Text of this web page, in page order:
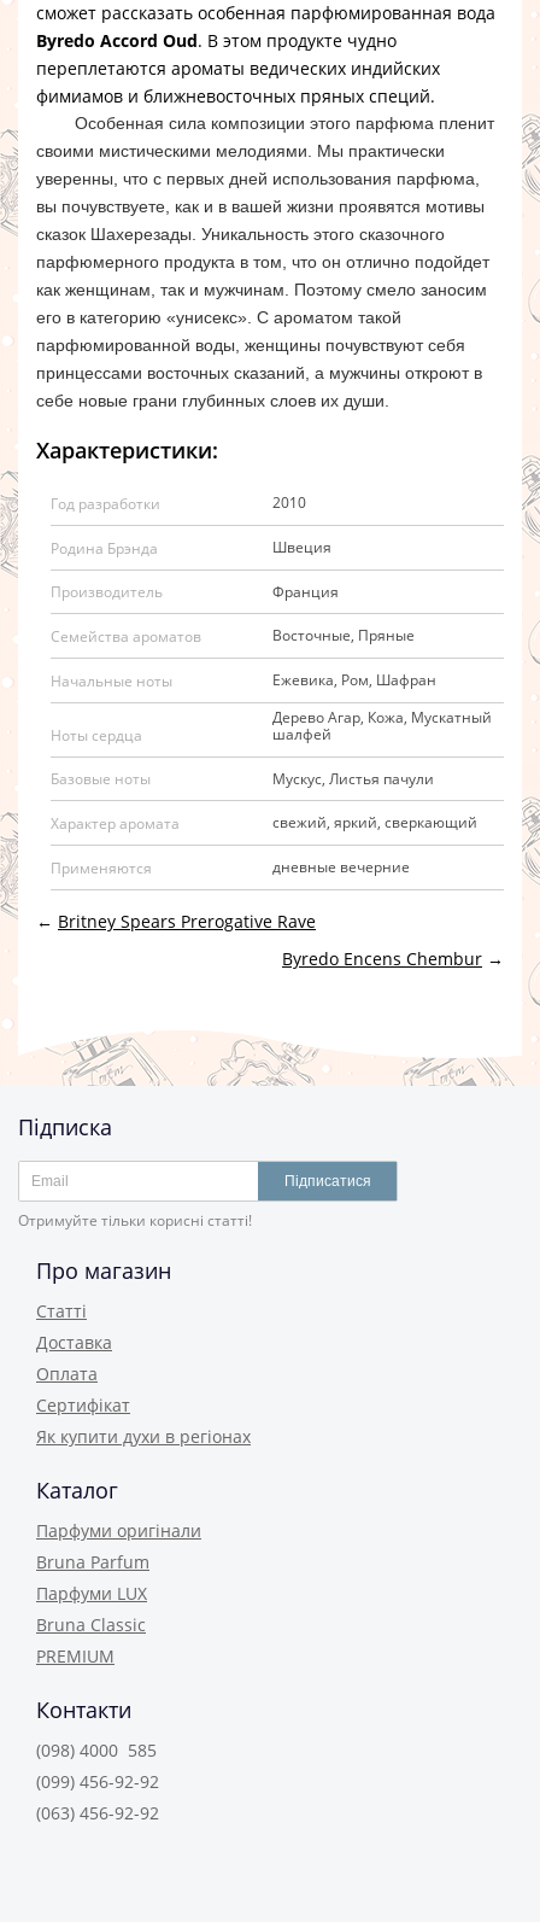
сможет рассказать особенная парфюмированная вода
Byredo Accord Oud. В этом продукте чудно
переплетаются ароматы ведических индийских
фимиамов и ближневосточных пряных специй.
Особенная сила композиции этого парфюма пленит
своими мистическими мелодиями. Мы практически
уверенны, что с первых дней использования парфюма,
вы почувствуете, как и в вашей жизни проявятся мотивы
сказок Шахерезады. Уникальность этого сказочного
парфюмерного продукта в том, что он отлично подойдет
как женщинам, так и мужчинам. Поэтому смело заносим
его в категорию «унисекс». С ароматом такой
парфюмированной воды, женщины почувствуют себя
принцессами восточных сказаний, а мужчины откроют в
себе новые грани глубинных слоев их души.
Характеристики:
Год разработки 2010
Родина Брэнда Швеция
Производитель Франция
Семейства ароматов Восточные, Пряные
Начальные ноты Ежевика, Ром, Шафран
Ноты сердца
Дерево Агар, Кожа, Мускатный
шалфей
Базовые ноты Мускус, Листья пачули
Характер аромата cвежий, яркий, cверкающий
Применяются дневные вечерние
← Britney Spears Prerogative Rave
Byredo Encens Chembur →
Підписка
Підписатися
Отримуйте тільки корисні статті!
Про магазин
Статті
Доставка
Оплата
Сертифікат
Як купити духи в регіонах
Каталог
Парфуми оригінали
Bruna Parfum
Парфуми LUX
Bruna Classic
PREMIUM
Контакти
(098) 4000 585
(099) 456-92-92
(063) 456-92-92